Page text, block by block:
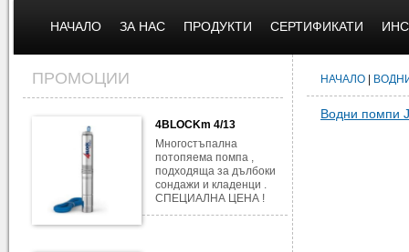
НАЧАЛО ЗА НАС ПРОДУКТИ СЕРТИФИКАТИ
ПРОМОЦИИ
4BLOCKm 4/13
Многостъпална
потопяема помпа ,
подходяща за дълбоки
сондажи и кладенци .
СПЕЦИАЛНА ЦЕНА !
НАЧАЛО
Водни помпи